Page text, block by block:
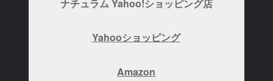
ナチュラム Yahoo!ショッピング店
Yahooショッピング
Amazon